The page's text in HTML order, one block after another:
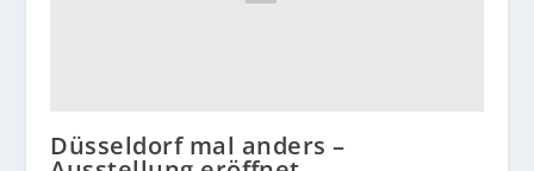
Düsseldorf mal anders –